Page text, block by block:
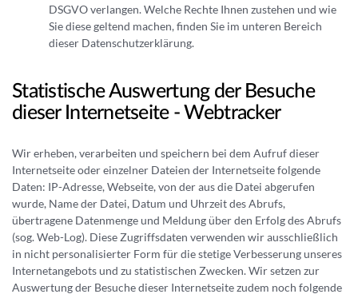
DSGVO verlangen. Welche Rechte Ihnen zustehen und wie
Sie diese geltend machen, finden Sie im unteren Bereich
dieser Datenschutzerklärung.
Statistische Auswertung der Besuche
dieser Internetseite - Webtracker
Wir erheben, verarbeiten und speichern bei dem Aufruf dieser
Internetseite oder einzelner Dateien der Internetseite folgende
Daten: IP-Adresse, Webseite, von der aus die Datei abgerufen
wurde, Name der Datei, Datum und Uhrzeit des Abrufs,
übertragene Datenmenge und Meldung über den Erfolg des Abrufs
(sog. Web-Log). Diese Zugriffsdaten verwenden wir ausschließlich
in nicht personalisierter Form für die stetige Verbesserung unseres
Internetangebots und zu statistischen Zwecken. Wir setzen zur
Auswertung der Besuche dieser Internetseite zudem noch folgende